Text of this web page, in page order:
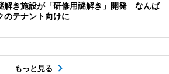
解き施設が「研修用謎解き」開発 なんば
のテナント向けに
もっと見る